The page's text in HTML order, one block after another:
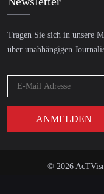
Tragen Sie sich in unsere
über unabhängigen
© 2026